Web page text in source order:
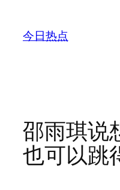
今日热点
邵雨琪说
也可以跳